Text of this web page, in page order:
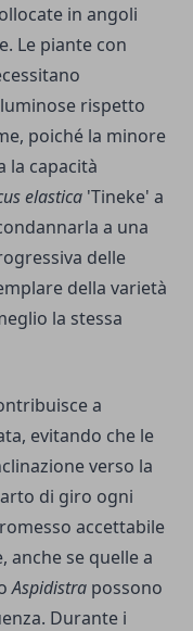
in angoli
Le piante con
rispetto
poiché la minore
la capacità
elastica 'Tineke' a
a una
delle
della varietà
la stessa
a
evitando che le
verso la
di giro ogni
accettabile
anche se quelle a
Aspidistra possono
Durante i